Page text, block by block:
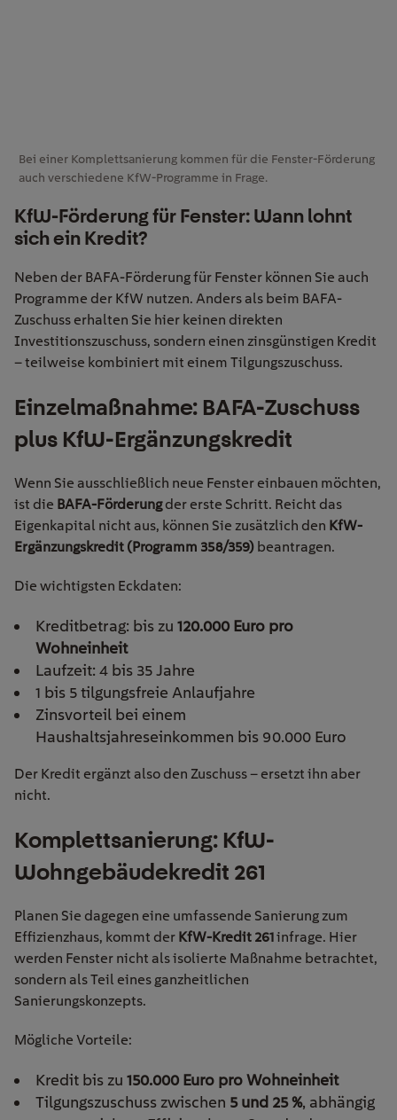
Bei einer Komplettsanierung kommen für die Fenster-Förderung
auch verschiedene KfW-Programme in Frage.
KfW-Förderung für Fenster: Wann lohnt
sich ein Kredit?
Neben der BAFA-Förderung für Fenster können Sie auch
Programme der KfW nutzen. Anders als beim BAFA-
Zuschuss erhalten Sie hier keinen direkten
Investitionszuschuss, sondern einen zinsgünstigen Kredit
– teilweise kombiniert mit einem Tilgungszuschuss.
Einzelmaßnahme: BAFA-Zuschuss
plus KfW-Ergänzungskredit
Wenn Sie ausschließlich neue Fenster einbauen möchten,
ist die BAFA-Förderungder erste Schritt. Reicht das
Eigenkapital nicht aus, können Sie zusätzlich den KfW-
Ergänzungskredit (Programm 358/359) beantragen.
Die wichtigsten Eckdaten:
Kreditbetrag: bis zu 120.000 Euro pro
Wohneinheit
Laufzeit: 4 bis 35 Jahre
1 bis 5 tilgungsfreie Anlaufjahre
Zinsvorteil bei einem
Haushaltsjahreseinkommen bis 90.000 Euro
Der Kredit ergänzt also den Zuschuss – ersetzt ihn aber
nicht.
Komplettsanierung: KfW-
Wohngebäudekredit 261
Planen Sie dagegen eine umfassende Sanierung zum
Effizienzhaus, kommt der KfW-Kredit 261infrage. Hier
werden Fenster nicht als isolierte Maßnahme betrachtet,
sondern als Teil eines ganzheitlichen
Sanierungskonzepts.
Mögliche Vorteile:
Kredit bis zu 150.000 Euro pro Wohneinheit
Tilgungszuschuss zwischen 5 und 25 %, abhängig